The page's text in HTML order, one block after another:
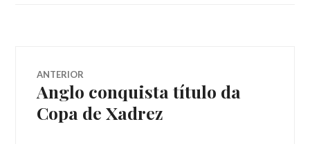
ANTERIOR
Anglo conquista título da
Copa de Xadrez